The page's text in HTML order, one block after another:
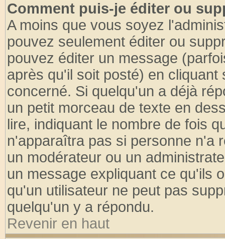
Comment puis-je éditer ou
A moins que vous soyez
pouvez seulement éditer ou
pouvez éditer un message
après qu'il soit posté) en
concerné. Si quelqu'un a déjà
un petit morceau de texte en
lire, indiquant le nombre de fois
n'apparaîtra pas si personne n'a
un modérateur ou un
un message expliquant ce qu'ils
qu'un utilisateur ne peut pas
quelqu'un y a répondu.
Revenir en haut